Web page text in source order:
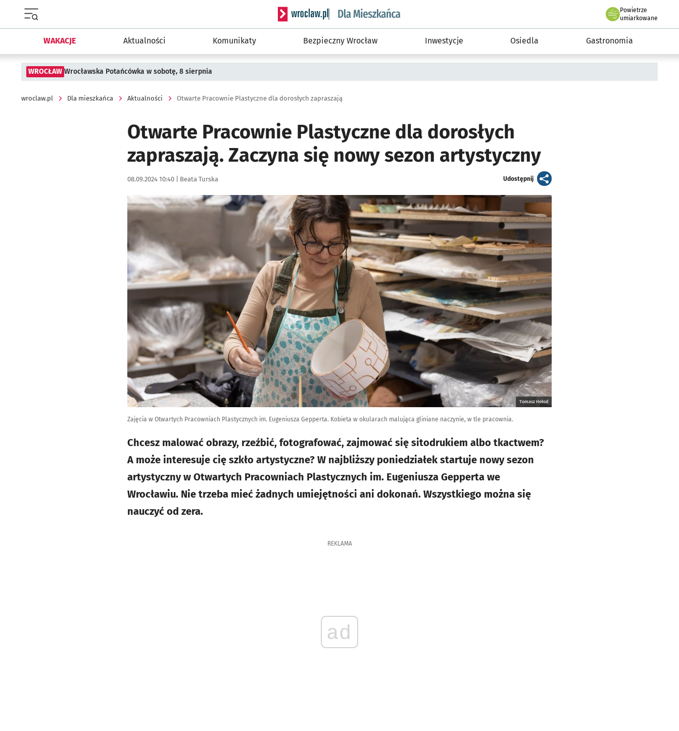
Serwis informacyjny wroclaw.pl podserwis: Dla mieszkańca
Powietrze
we Wrocławiu
umiarkowane
WAKACJE Aktualności Komunikaty Bezpieczny Wrocław Inwestycje Osiedla Gastronomia
WROCŁAW Wrocławska Potańcówka w sobotę, 8 sierpnia
wroclaw.pl Dla mieszkańca Aktualności Otwarte Pracownie Plastyczne dla dorosłych zapraszają
Otwarte Pracownie Plastyczne dla dorosłych
zapraszają. Zaczyna się nowy sezon artystyczny
Data publikacji:
08.09.2024 10:40 | Autor:
Beata Turska Udostępnijartykuł
Kliknij, aby powiększyć
Tomasz Hołod
Zajęcia w Otwartych Pracowniach Plastycznych im. Eugeniusza Gepperta. Kobieta w okularach malująca gliniane naczynie, w tle pracownia.
Chcesz malować obrazy, rzeźbić, fotografować, zajmować się sitodrukiem albo tkactwem?
A może interesuje cię szkło artystyczne? W najbliższy poniedziałek startuje nowy sezon
artystyczny w Otwartych Pracowniach Plastycznych im. Eugeniusza Gepperta we
Wrocławiu. Nie trzeba mieć żadnych umiejętności ani dokonań. Wszystkiego można się
nauczyć od zera.
REKLAMA
ad